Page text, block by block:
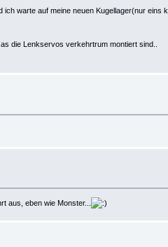
warte auf meine neuen Kugellager(nur eins
die Lenkservos verkehrtrum montiert sind..
aus, eben wie Monster...